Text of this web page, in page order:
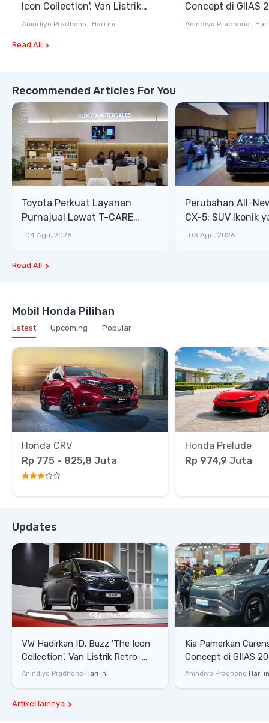
Icon Collection', Van Listrik
Retro-Modern dengan Jarak
Anindiyo Pradhono . Hari ini
Concept di GIIAS
MPV Listrik
Anindiyo Pradhono .
Read All
Recommended Articles For You
Toyota Perkuat Layanan
Purnajual Lewat T-CARE
XTRA, Manfaat Lebih Besar
. 04 Agu, 2026
Perubahan All-
CX-5: SUV Ikonik
Bongsor, Mewah,
. 03 Agu, 2026
Read All
Mobil Honda Pilihan
Latest Upcoming Popular
Honda CRV
Rp 775 - 825,8 Juta
Honda Prelude
Rp 974,9 Juta
Updates
VW Hadirkan ID. Buzz 'The Icon
Collection', Van Listrik Retro-
Modern dengan Jarak Tempuh
Anindiyo Pradhono Hari ini
Kia Pamerkan
Concept di GIIAS
MPV Listrik
Anindiyo Pradhono Hari
Artikel lainnya